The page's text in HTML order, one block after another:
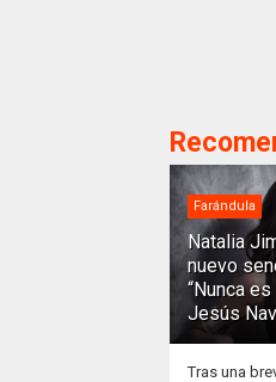
Farándula
Natalia
nuevo
“Nunca
Jesús
Tras una